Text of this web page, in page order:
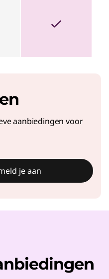
aanbiedingen voor
je aan